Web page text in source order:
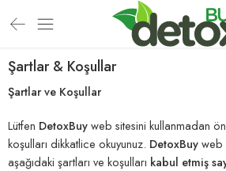
Şartlar & Koşullar
Şartlar ve Koşullar
Lütfen DetoxBuyweb sitesini kullanmadan
koşulları dikkatlice okuyunuz. DetoxBuyweb
aşağıdaki şartları ve koşulları kabul etmiş